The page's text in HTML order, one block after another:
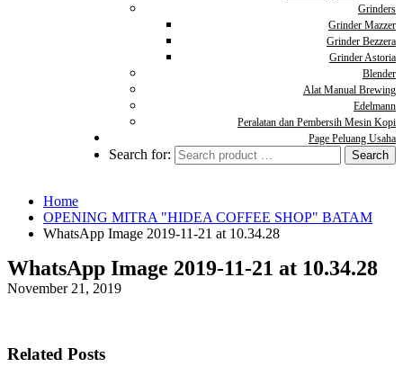
Grinders
Grinder Mazzer
Grinder Bezzera
Grinder Astoria
Blender
Alat Manual Brewing
Edelmann
Peralatan dan Pembersih Mesin Kopi
Page Peluang Usaha
Search for:
Home
OPENING MITRA "HIDEA COFFEE SHOP" BATAM
WhatsApp Image 2019-11-21 at 10.34.28
WhatsApp Image 2019-11-21 at 10.34.28
November 21, 2019
Related Posts